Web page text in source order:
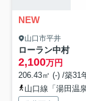
NEW
山口市平井
ローラン中村
2,100万円
206.43㎡ (-) /築31
山口線「湯田温